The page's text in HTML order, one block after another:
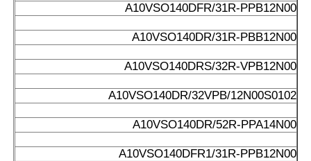
A10VSO140DFR/31R-PPB12N00
A10VSO140DR/31R-PBB12N00
A10VSO140DRS/32R-VPB12N00
A10VSO140DR/32VPB/12N00S0102
A10VSO140DR/52R-PPA14N00
A10VSO140DFR1/31R-PPB12N00